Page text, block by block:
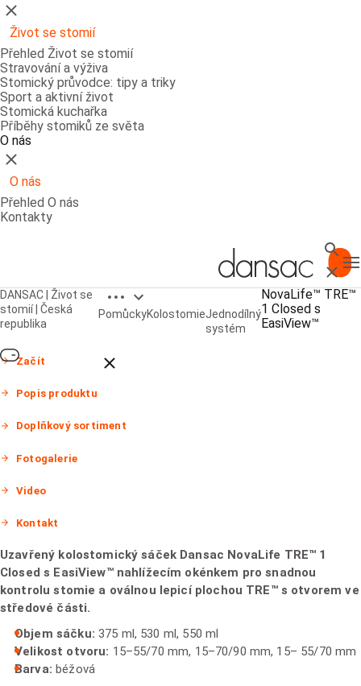
Zavřít
Život se stomií
Přehled Život se stomií
Stravování a výživa
Stomický průvodce: tipy a triky
Sport a aktivní život
Stomická kuchařka
Příběhy stomiků ze světa
O nás
Zavřít
O nás
Přehled O nás
Kontakty
Hledat
Zavřít
DANSAC | Život se
stomií | Česká
republika
Open breadcrumbs
Close breadcrumbs
PomůckyKolostomieJednodílný
systém
NovaLife™ TRE™
1 Closed s
EasiView™
NovaLife TRE™ 1 Closed
s EasiView™ nahlížecím okénkem
Začít
Popis produktu
Doplňkový sortiment
Fotogalerie
Video
Kontakt
Uzavřený kolostomický sáček Dansac NovaLife TRE™ 1
Closed s EasiView™ nahlížecím okénkem pro snadnou
kontrolu stomie a oválnou lepicí plochou TRE™ s otvorem ve
středové části.
Objem sáčku: 375 ml, 530 ml, 550 ml
Velikost otvoru: 15–55/70 mm, 15–70/90 mm, 15– 55/70 mm
Barva: béžová